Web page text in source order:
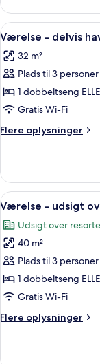
-
udsigt
over
(Be
Trendy)
Indlæs
alle
billeder
af
Værelse
-
delvis
havudsigt
Trendy)
5
Værelse - delvis
32 m²
Plads til 3 personer
1 dobbeltseng
Gratis Wi-Fi
Flere oplysninger
Flere
-
delvis
havudsigt
Trendy)
Indlæs
alle
billeder
af
Værelse
-
udsigt
resort
5
Værelse - udsigt
Udsigt over
40 m²
Plads til 3 personer
1 dobbeltseng
Gratis Wi-Fi
Flere oplysninger
Flere